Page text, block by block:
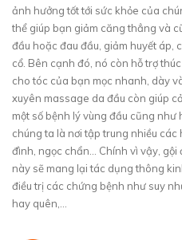
ảnh hưởng tốt tới sức khỏe của
thể giúp bạn giảm căng thẳng và
đầu hoặc đau đầu, giảm huyết áp,
cổ. Bên cạnh đó, nó còn hỗ trợ
cho tóc của bạn mọc nhanh, dày
xuyên massage da đầu còn giúp
một số bệnh lý vùng đầu cũng như
chúng ta là nơi tập trung nhiều các
đình, ngọc chẩn... Chính vì vậy,
này sẽ mang lại tác dụng thông
điều trị các chứng bệnh như suy
hay quên,...